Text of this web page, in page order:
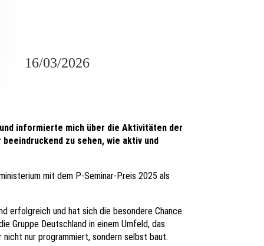
16/03/2026
informierte mich über die Aktivitäten der
zu sehen, wie aktiv und
mit dem P-Seminar-Preis 2025 als
erfolgreich und hat sich die besondere Chance
Gruppe Deutschland in einem Umfeld, das
nur programmiert, sondern selbst baut.